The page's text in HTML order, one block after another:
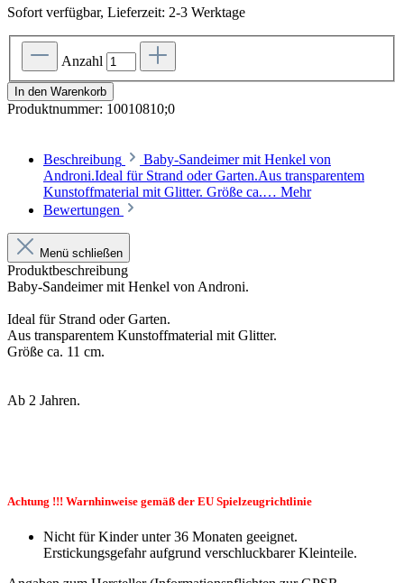
Sofort verfügbar, Lieferzeit: 2-3 Werktage
Anzahl
In den Warenkorb
Produktnummer: 10010810;0
Beschreibung
Baby-Sandeimer mit Henkel von
Androni.Ideal für Strand oder Garten.Aus transparentem
Kunstoffmaterial mit Glitter. Größe ca.… Mehr
Bewertungen
Menü schließen
Produktbeschreibung
Baby-Sandeimer mit Henkel von Androni.
Ideal für Strand oder Garten.
Aus transparentem Kunstoffmaterial mit Glitter.
Größe ca. 11 cm.
Ab 2 Jahren.
Achtung !!! Warnhinweise gemäß der EU Spielzeugrichtlinie
Nicht für Kinder unter 36 Monaten geeignet.
Erstickungsgefahr aufgrund verschluckbarer Kleinteile.